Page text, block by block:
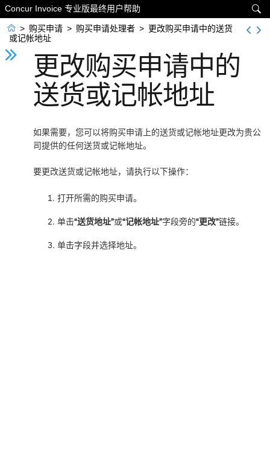

Concur Invoice 专业版最终用户帮助
 > 购买申请 > 购买申请处理者 > 更改购买申请中的送货
或记帐地址
更改购买申请中的
送货或记帐地址
如果需要，您可以将购买申请上的送货或记帐地址更改为贵公
司提供的任何送货或记帐地址。
要更改送货或记帐地址，请执行以下操作：
打开所需的购买申请。
单击“送货地址”或“记帐地址”字段旁的“更改”链接。
单击字段并选择地址。